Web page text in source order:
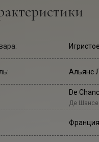
Альянс
De
Де
Франция